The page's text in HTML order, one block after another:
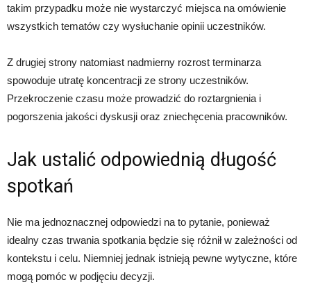
takim przypadku może nie wystarczyć miejsca na omówienie
wszystkich tematów czy wysłuchanie opinii uczestników.
Z drugiej strony natomiast nadmierny rozrost terminarza
spowoduje utratę koncentracji ze strony uczestników.
Przekroczenie czasu może prowadzić do roztargnienia i
pogorszenia jakości dyskusji oraz zniechęcenia pracowników.
Jak ustalić odpowiednią długość
spotkań
Nie ma jednoznacznej odpowiedzi na to pytanie, ponieważ
idealny czas trwania spotkania będzie się różnił w zależności od
kontekstu i celu. Niemniej jednak istnieją pewne wytyczne, które
mogą pomóc w podjęciu decyzji.